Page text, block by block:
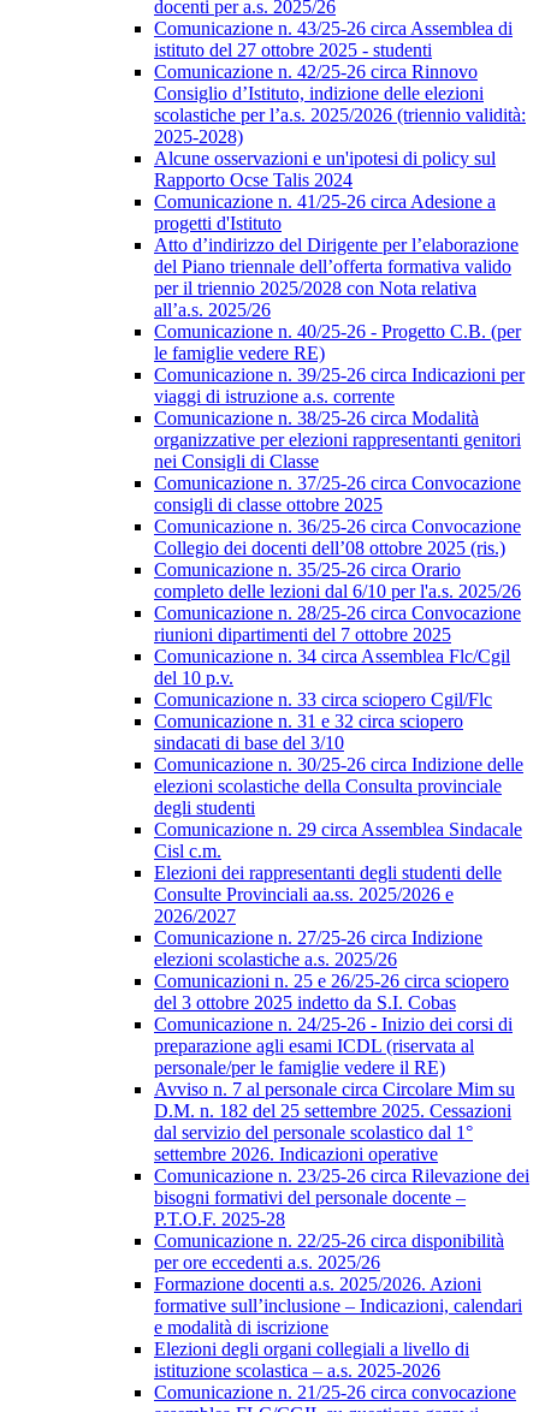
docenti per a.s. 2025/26
Comunicazione n. 43/25-26 circa Assemblea di
istituto del 27 ottobre 2025 - studenti
Comunicazione n. 42/25-26 circa Rinnovo
Consiglio d’Istituto, indizione delle elezioni
scolastiche per l’a.s. 2025/2026 (triennio validità:
2025-2028)
Alcune osservazioni e un'ipotesi di policy sul
Rapporto Ocse Talis 2024
Comunicazione n. 41/25-26 circa Adesione a
progetti d'Istituto
Atto d’indirizzo del Dirigente per l’elaborazione
del Piano triennale dell’offerta formativa valido
per il triennio 2025/2028 con Nota relativa
all’a.s. 2025/26
Comunicazione n. 40/25-26 - Progetto C.B. (per
le famiglie vedere RE)
Comunicazione n. 39/25-26 circa Indicazioni per
viaggi di istruzione a.s. corrente
Comunicazione n. 38/25-26 circa Modalità
organizzative per elezioni rappresentanti genitori
nei Consigli di Classe
Comunicazione n. 37/25-26 circa Convocazione
consigli di classe ottobre 2025
Comunicazione n. 36/25-26 circa Convocazione
Collegio dei docenti dell’08 ottobre 2025 (ris.)
Comunicazione n. 35/25-26 circa Orario
completo delle lezioni dal 6/10 per l'a.s. 2025/26
Comunicazione n. 28/25-26 circa Convocazione
riunioni dipartimenti del 7 ottobre 2025
Comunicazione n. 34 circa Assemblea Flc/Cgil
del 10 p.v.
Comunicazione n. 33 circa sciopero Cgil/Flc
Comunicazione n. 31 e 32 circa sciopero
sindacati di base del 3/10
Comunicazione n. 30/25-26 circa Indizione delle
elezioni scolastiche della Consulta provinciale
degli studenti
Comunicazione n. 29 circa Assemblea Sindacale
Cisl c.m.
Elezioni dei rappresentanti degli studenti delle
Consulte Provinciali aa.ss. 2025/2026 e
2026/2027
Comunicazione n. 27/25-26 circa Indizione
elezioni scolastiche a.s. 2025/26
Comunicazioni n. 25 e 26/25-26 circa sciopero
del 3 ottobre 2025 indetto da S.I. Cobas
Comunicazione n. 24/25-26 - Inizio dei corsi di
preparazione agli esami ICDL (riservata al
personale/per le famiglie vedere il RE)
Avviso n. 7 al personale circa Circolare Mim su
D.M. n. 182 del 25 settembre 2025. Cessazioni
dal servizio del personale scolastico dal 1°
settembre 2026. Indicazioni operative
Comunicazione n. 23/25-26 circa Rilevazione dei
bisogni formativi del personale docente –
P.T.O.F. 2025-28
Comunicazione n. 22/25-26 circa disponibilità
per ore eccedenti a.s. 2025/26
Formazione docenti a.s. 2025/2026. Azioni
formative sull’inclusione – Indicazioni, calendari
e modalità di iscrizione
Elezioni degli organi collegiali a livello di
istituzione scolastica – a.s. 2025-2026
Comunicazione n. 21/25-26 circa convocazione